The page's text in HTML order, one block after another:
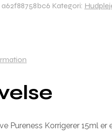
a62f88758bc6 Kategori:
Pureness Korrigerer 15ml